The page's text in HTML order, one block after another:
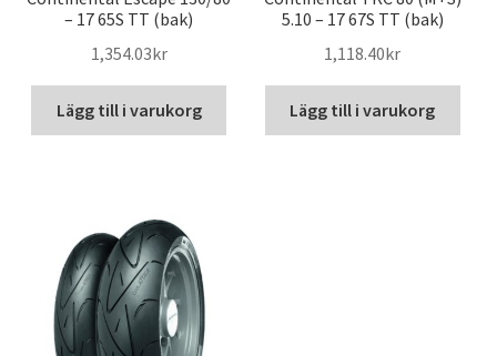
– 17 65S TT (bak)
1,354.03kr
Lägg till i varukorg
5.10 – 17 67S TT (bak)
1,118.40kr
Lägg till i varukorg